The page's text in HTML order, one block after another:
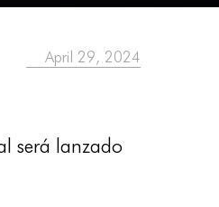
April 29, 2024
será lanzado